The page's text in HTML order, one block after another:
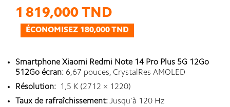
1 819,000 TND
ÉCONOMISEZ 180,000 TND
Smartphone Xiaomi Redmi Note 14 Pro Plus 5G 12Go
512Go écran: 6,67 pouces, CrystalRes AMOLED
Résolution: 1,5 K (2712 × 1220)
Taux de rafraîchissement:Jusqu'à 120 Hz